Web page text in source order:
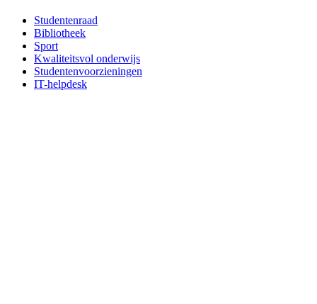
Studentenraad
Bibliotheek
Sport
Kwaliteitsvol onderwijs
Studentenvoorzieningen
IT-helpdesk